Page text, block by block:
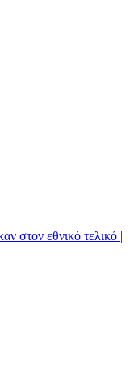
στον εθνικό τελικό |